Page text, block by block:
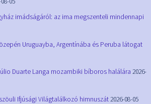
imádságáról: az ima megszenteli mindennapi
Uruguayba, Argentínába és Peruba látogat
Duarte Langa mozambiki bíboros halálára 2026-
Ifjúsági Világtalálkozó himnuszát2026-08-05